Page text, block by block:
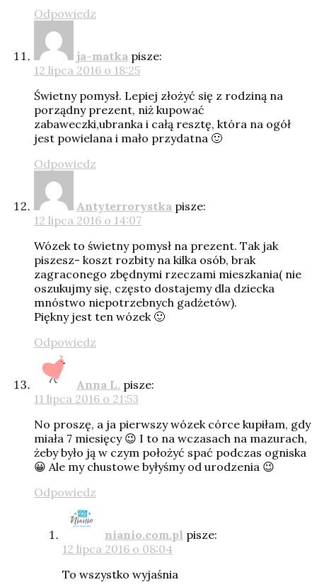
Odpowiedz
ja-matka pisze:
12 lipca 2016 o 18:25
Świetny pomysł. Lepiej złożyć się z rodziną na
porządny prezent, niż kupować
zabaweczki,ubranka i całą resztę, która na ogół
jest powielana i mało przydatna 🙂
Odpowiedz
Antyterrorystka pisze:
12 lipca 2016 o 14:07
Wózek to świetny pomysł na prezent. Tak jak
piszesz- koszt rozbity na kilka osób, brak
zagraconego zbędnymi rzeczami mieszkania( nie
oszukujmy się, często dostajemy dla dziecka
mnóstwo niepotrzebnych gadżetów).
Piękny jest ten wózek 🙂
Odpowiedz
Anna L. pisze:
11 lipca 2016 o 21:53
No proszę, a ja pierwszy wózek córce kupiłam, gdy
miała 7 miesięcy 😉 I to na wczasach na mazurach,
żeby było ją w czym położyć spać podczas ogniska
😀 Ale my chustowe byłyśmy od urodzenia 😉
Odpowiedz
nianio.com.pl pisze:
12 lipca 2016 o 08:04
To wszystko wyjaśnia